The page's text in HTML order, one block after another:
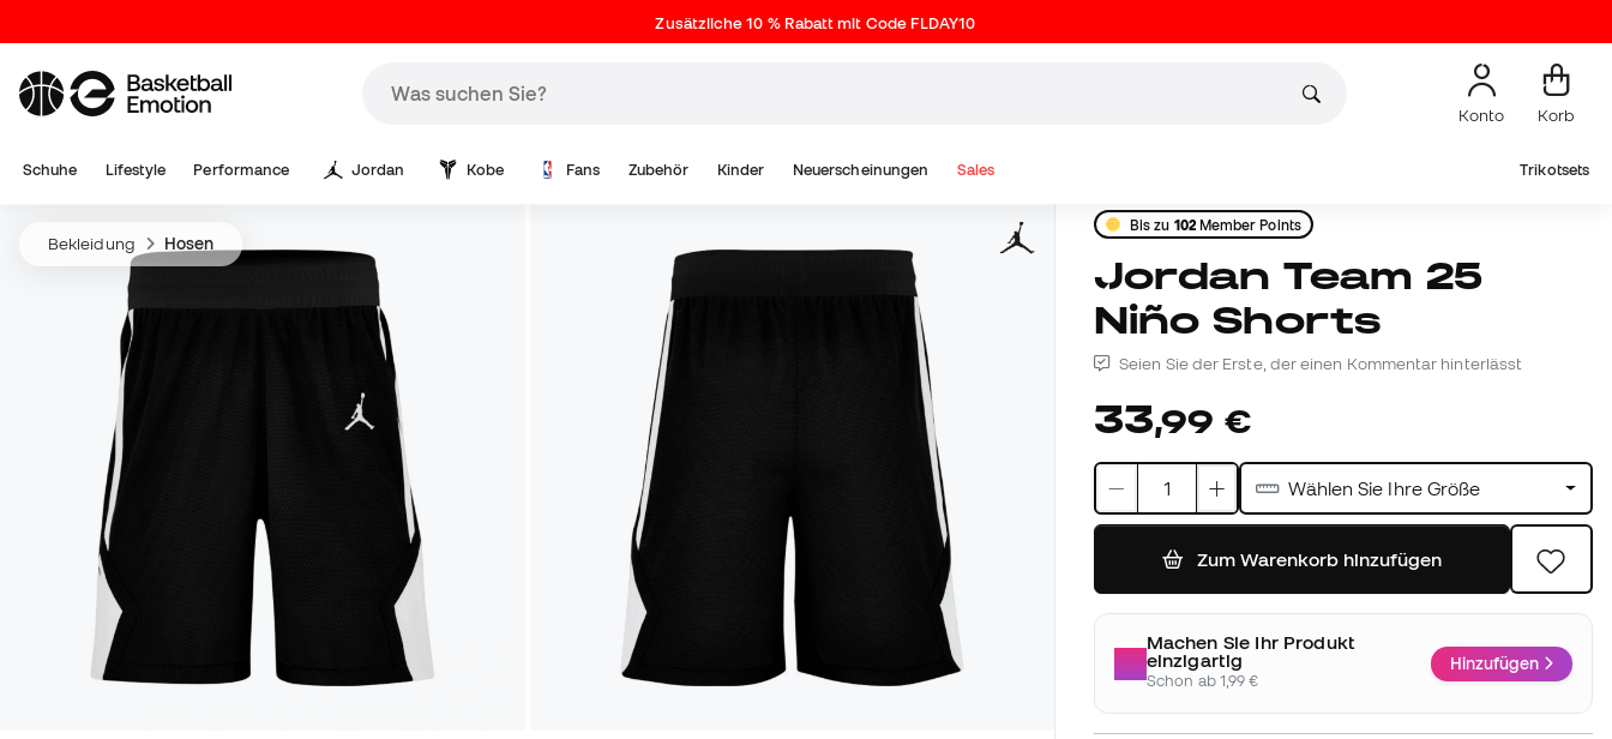
Zusätzliche 10 % Rabatt mit Code FLDAY10
Konto Korb
Schuhe Lifestyle Performance Jordan Kobe Fans Zubehör Kinder Neuerscheinungen Sales Trikotsets
Bekleidung Hosen
Bis zu 102Member Points
Jordan Team 25
Niño Shorts
Seien Sie der Erste, der einen Kommentar hinterlässt
33,99 €
Wählen Sie Ihre Größe
Zum Warenkorb hinzufügen
Machen Sie Ihr Produkt
einzigartig
Schon ab 1,99 €
Hinzufügen